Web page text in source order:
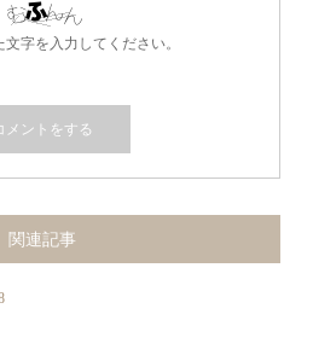
字を入力してください。
関連記事